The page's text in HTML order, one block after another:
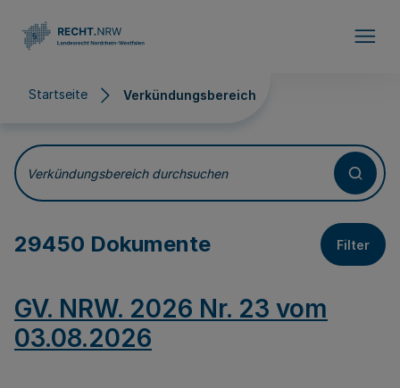
Startseite Verkündungsbereich
Verkündungsbereich
Verkündungsbereich durchsuchen
29450 Dokumente Filter
GV. NRW. 2026 Nr. 23 vom
03.08.2026